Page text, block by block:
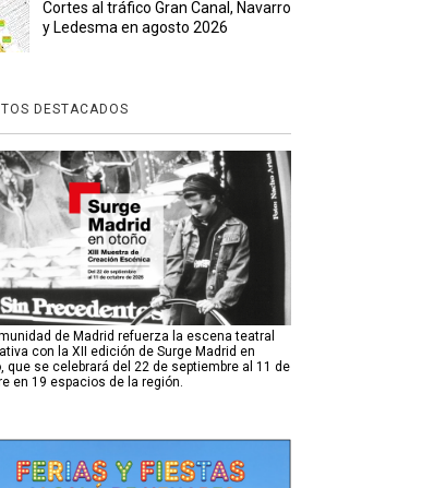
Cortes al tráfico Gran Canal, Navarro
y Ledesma en agosto 2026
DESTACADOS
de Madrid refuerza la escena teatral
con la XII edición de Surge Madrid en
que se celebrará del 22 de septiembre al 11 de
en 19 espacios de la región.